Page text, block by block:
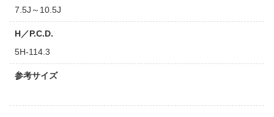
7.5J～10.5J
H／P.C.D.
5H-114.3
参考サイズ